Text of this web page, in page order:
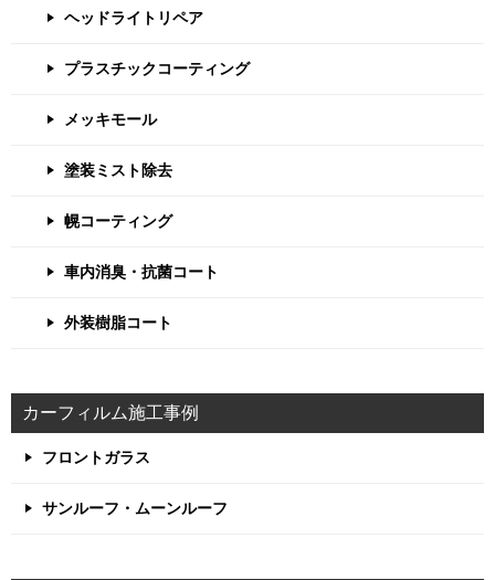
ヘッドライトリペア
プラスチックコーティング
メッキモール
塗装ミスト除去
幌コーティング
車内消臭・抗菌コート
外装樹脂コート
カーフィルム施工事例
フロントガラス
サンルーフ・ムーンルーフ